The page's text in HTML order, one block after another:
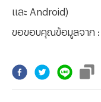
และ Android)
ขอขอบคุณข้อมูลจาก :